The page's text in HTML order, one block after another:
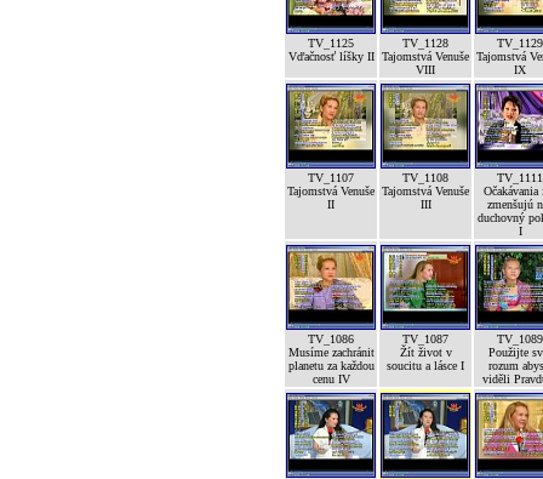
TV_1125
Vďačnosť líšky II
TV_1128
Tajomstvá Venuše
VIII
TV_1129
Tajomstvá
IX
TV_1107
Tajomstvá Venuše
II
TV_1108
Tajomstvá Venuše
III
TV_1111
Očakávania
zmenšujú
duchovný
I
TV_1086
Musíme zachránit
planetu za každou
cenu IV
TV_1087
Žít život v
soucitu a lásce I
TV_1089
Použijte
rozum
viděli